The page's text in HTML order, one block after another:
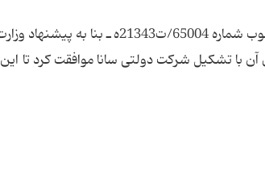
سرانجام هیأت وزیران در تاریخ 08/12/1378 مصوب
با تشکیل شرکت دولتی سانا موافقت کرد تا